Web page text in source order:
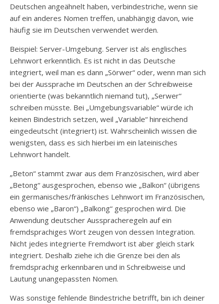
Deutschen angeähnelt haben, verbindestriche, wenn sie
auf ein anderes Nomen treffen, unabhängig davon, wie
häufig sie im Deutschen verwendet werden.
Beispiel: Server-Umgebung. Server ist als englisches
Lehnwort erkenntlich. Es ist nicht in das Deutsche
integriert, weil man es dann „Sörwer“ oder, wenn man sich
bei der Aussprache im Deutschen an der Schreibweise
orientierte (was bekanntlich niemand tut), „Serwer“
schreiben müsste. Bei „Umgebungsvariable“ würde ich
keinen Bindestrich setzen, weil „Variable“ hinreichend
eingedeutscht (integriert) ist. Wahrscheinlich wissen die
wenigsten, dass es sich hierbei im ein lateinisches
Lehnwort handelt.
„Beton“ stammt zwar aus dem Französischen, wird aber
„Betong“ ausgesprochen, ebenso wie „Balkon“ (übrigens
ein germanisches/fränkisches Lehnwort im Französischen,
ebenso wie „Baron“) „Balkong“ gesprochen wird. Die
Anwendung deutscher Ausspracheregeln auf ein
fremdsprachiges Wort zeugen von dessen Integration.
Nicht jedes integrierte Fremdwort ist aber gleich stark
integriert. Deshalb ziehe ich die Grenze bei den als
fremdsprachig erkennbaren und in Schreibweise und
Lautung unangepassten Nomen.
Was sonstige fehlende Bindestriche betrifft, bin ich deiner